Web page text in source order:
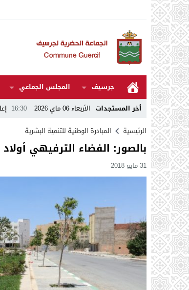
جرسيف المجلس الجماعي
أخر المستجدات
2026
16:30 إعلان عن مزايدة عمومية عن طريق طلب
الرئيسية
المبادرة الوطنية للتنمية البشرية
بالصور: الفضاء الترفيهي
31 مايو 2018